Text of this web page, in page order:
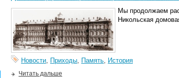
Мы продолжаем
Никольская
Новости, Приходы, Память, История
Читать дальше